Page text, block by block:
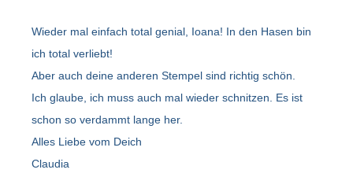
Wieder mal einfach total genial, Ioana! In den Hasen bin
ich total verliebt!
Aber auch deine anderen Stempel sind richtig schön.
Ich glaube, ich muss auch mal wieder schnitzen. Es ist
schon so verdammt lange her.
Alles Liebe vom Deich
Claudia